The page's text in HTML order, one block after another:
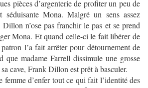
pièces d’argenterie de profiter un peu de
Mona. Malgré un sens assez
n’ose pas franchir le pas et se prend
Mona. Et quand celle-ci le fait libérer de
l’a fait arrêter pour détournement de
que madame Farrell dissimule une grosse
cave, Frank Dillon est prêt à basculer.
femme d’enfer tout ce qui fait l’identité des